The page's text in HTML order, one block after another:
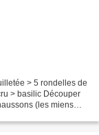
> 5 rondelles de
> basilic Découper
(les miens